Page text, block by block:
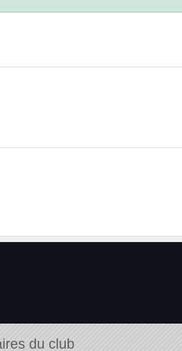
du club